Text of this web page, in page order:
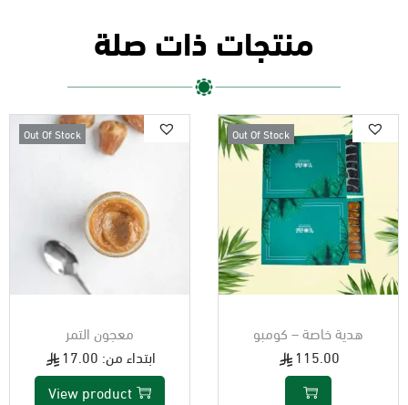
منتجات ذات صلة
Out Of Stock
هدية خاصة – كومبو
115.00
Out Of Stock
معجون التمر
ابتداء من: 17.00
View product